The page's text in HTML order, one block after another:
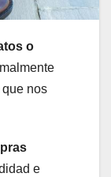
o
nos
e